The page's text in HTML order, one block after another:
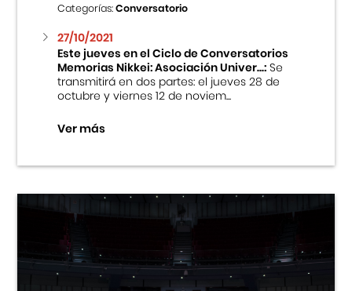
Categorías:Conversatorio
27/10/2021
Este jueves en el Ciclo de Conversatorios
Memorias Nikkei: Asociación Univer...:Se
transmitirá en dos partes: el jueves 28 de
octubre y viernes 12 de noviem...
Ver más